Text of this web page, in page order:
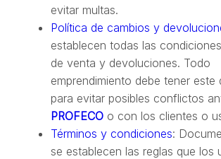
evitar multas.
Política de cambios y
establecen todas las
de venta y devoluciones. Todo
emprendimiento debe tener este
para evitar posibles conflictos
PROFECO o con los clientes o
Términos y condiciones:
se establecen las reglas que los